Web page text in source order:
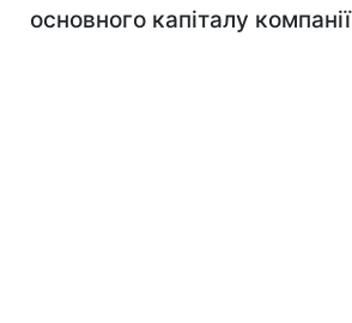
основного капіталу компанії